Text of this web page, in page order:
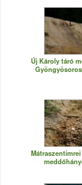
Új Károly táró